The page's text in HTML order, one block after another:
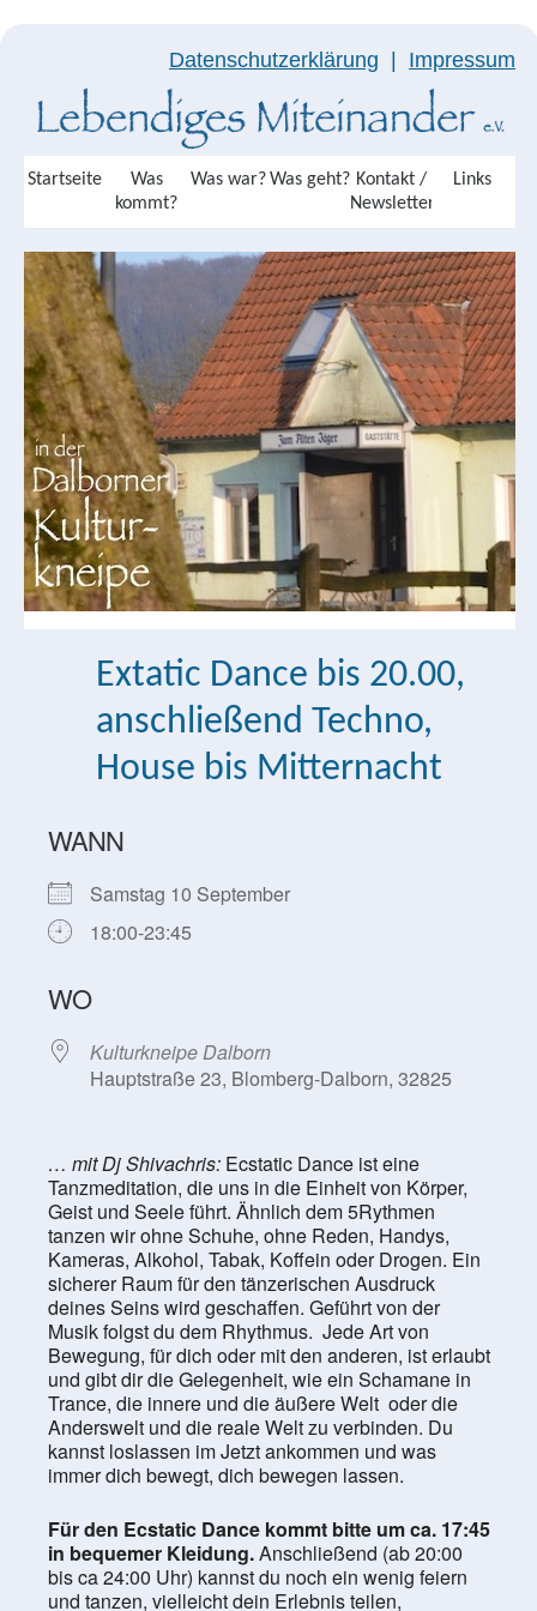
Datenschutzerklärung Impressum
Startseite
Was
kommt?
Was war? Was geht? Kontakt /
Newsletter
Links
Extatic Dance bis 20.00,
anschließend Techno,
House bis Mitternacht
WANN
Samstag 10 September
18:00-23:45
WO
Kulturkneipe Dalborn
Hauptstraße 23, Blomberg-Dalborn, 32825
… mit Dj Shivachris: Ecstatic Dance ist eine
Tanzmeditation, die uns in die Einheit von Körper,
Geist und Seele führt. Ähnlich dem 5Rythmen
tanzen wir ohne Schuhe, ohne Reden, Handys,
Kameras, Alkohol, Tabak, Koffein oder Drogen. Ein
sicherer Raum für den tänzerischen Ausdruck
deines Seins wird geschaffen. Geführt von der
Musik folgst du dem Rhythmus. Jede Art von
Bewegung, für dich oder mit den anderen, ist erlaubt
und gibt dir die Gelegenheit, wie ein Schamane in
Trance, die innere und die äußere Welt oder die
Anderswelt und die reale Welt zu verbinden. Du
kannst loslassen im Jetzt ankommen und was
immer dich bewegt, dich bewegen lassen.
Für den Ecstatic Dance kommt bitte um ca. 17:45
in bequemer Kleidung.Anschließend (ab 20:00
bis ca 24:00 Uhr) kannst du noch ein wenig feiern
und tanzen, vielleicht dein Erlebnis teilen,